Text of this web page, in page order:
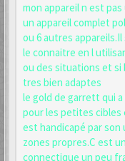
mon appareil n est
un appareil complet
ou 6 autres
le connaitre en l
ou des situations et si
tres bien adaptes
le gold de garrett qui
pour les petites cibles
est handicapé par
zones propres.C est
connectique un peu